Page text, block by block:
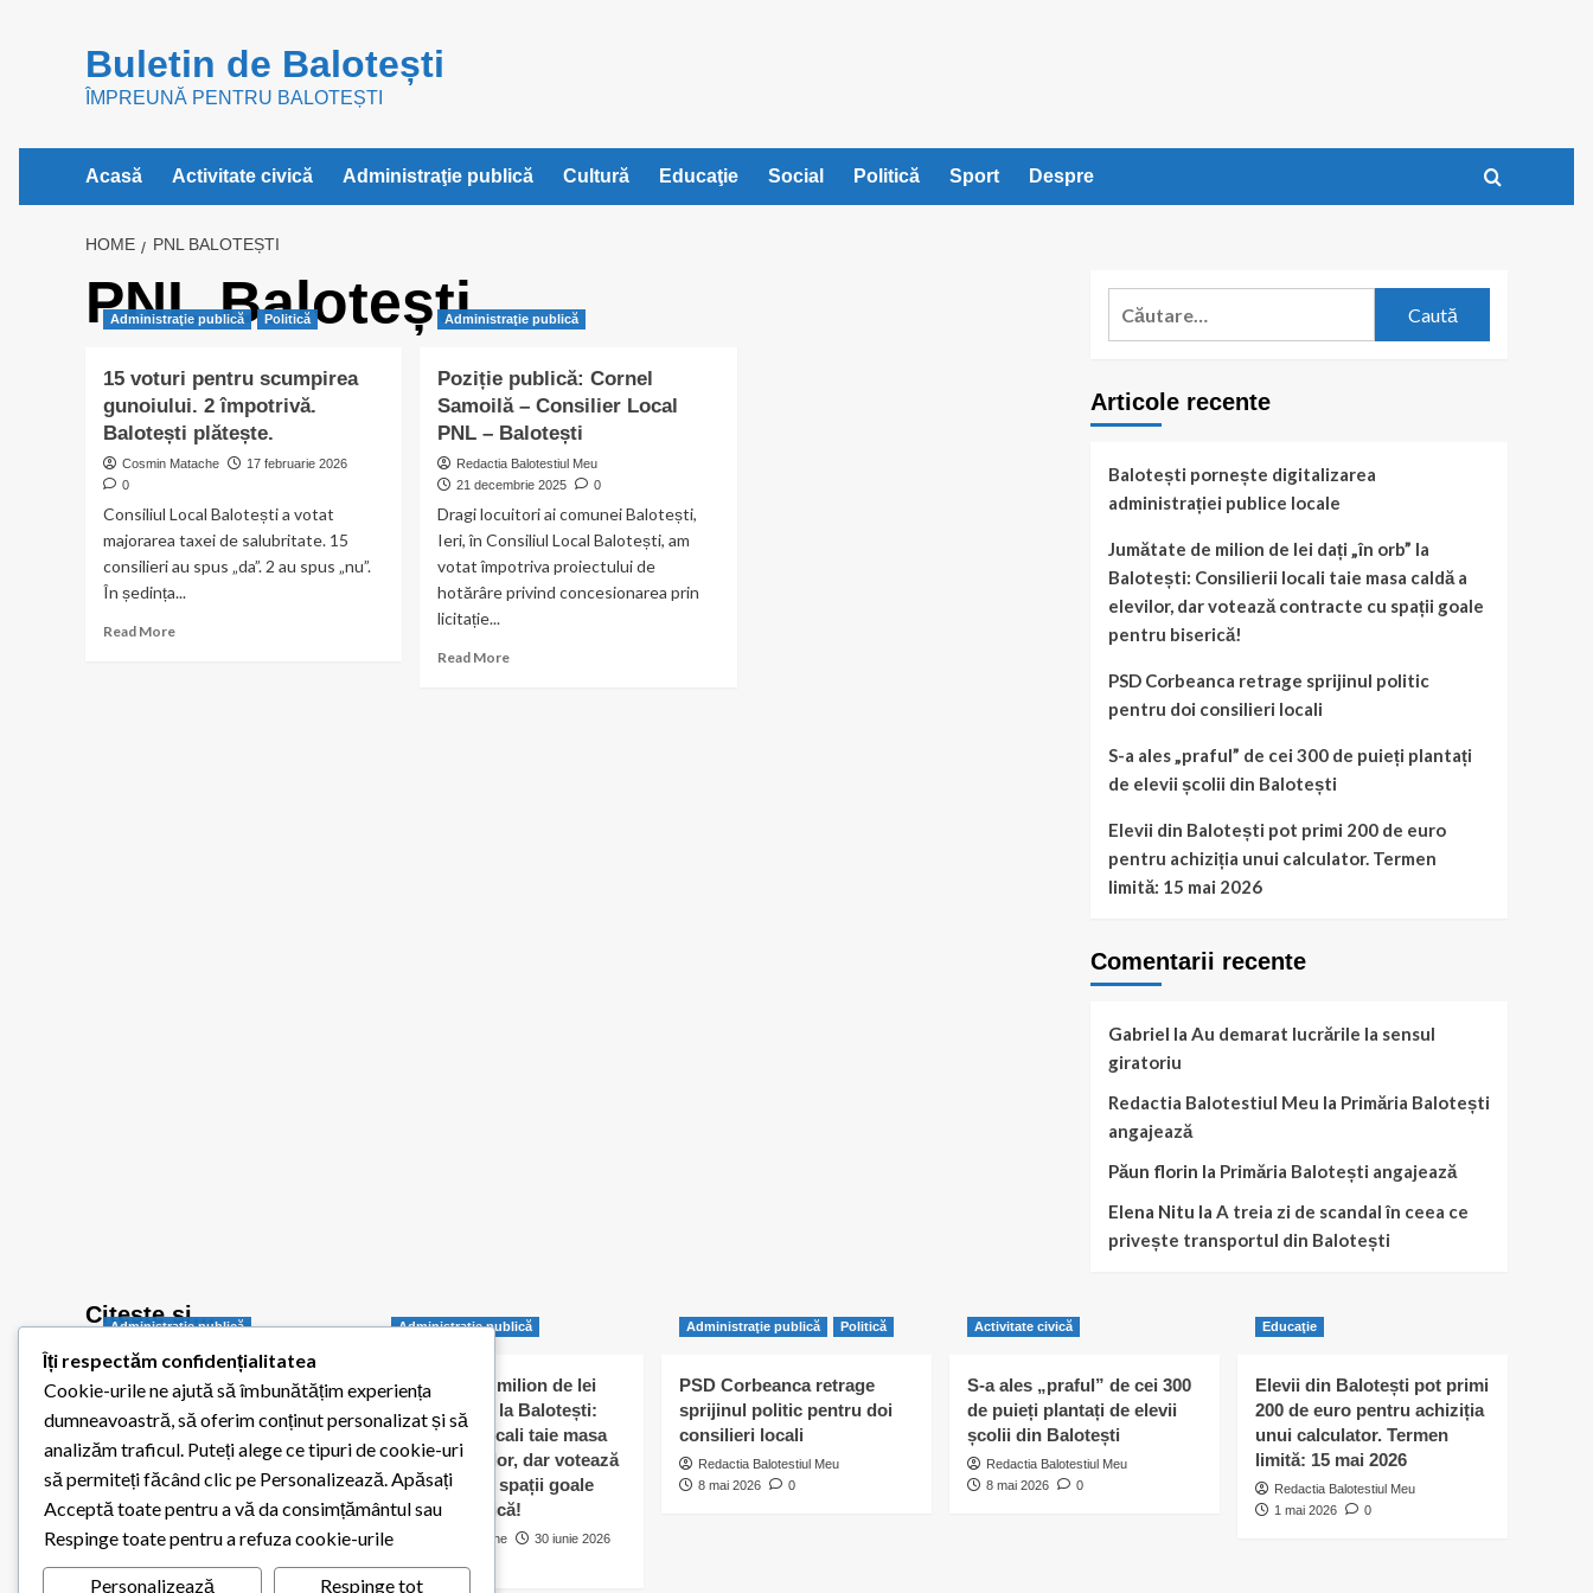
Buletin de Balotești
ÎMPREUNĂ PENTRU BALOTEȘTI
Acasă Activitate civică Administraţie publică Cultură Educaţie Social Politică Sport Despre
HOME PNL BALOTEȘTI
PNL Balotești
Administraţie publică Politică
15 voturi pentru scumpirea
gunoiului. 2 împotrivă.
Balotești plătește.
Cosmin Matache
17 februarie 2026
0
Consiliul Local Balotești a votat
majorarea taxei de salubritate. 15
consilieri au spus „da”. 2 au spus „nu”.
În ședința...
Read MoreRead
Administraţie publică
Poziție publică: Cornel
Samoilă – Consilier Local
PNL – Balotești
Redactia Balotestiul Meu
21 decembrie 2025
0
Dragi locuitori ai comunei Balotești,
Ieri, în Consiliul Local Balotești, am
votat împotriva proiectului de
hotărâre privind concesionarea prin
licitație...
Read MoreRead
Caută
Articole recente
Balotești pornește digitalizarea
administrației publice locale
Jumătate de milion de lei dați „în orb” la
Balotești: Consilierii locali taie masa caldă a
elevilor, dar votează contracte cu spații goale
pentru biserică!
PSD Corbeanca retrage sprijinul politic
pentru doi consilieri locali
S-a ales „praful” de cei 300 de puieți plantați
de elevii școlii din Balotești
Elevii din Balotești pot primi 200 de euro
pentru achiziția unui calculator. Termen
limită: 15 mai 2026
Comentarii recente
Gabriel la Au demarat lucrările la sensul
giratoriu
Redactia Balotestiul Meu la Primăria Balotești
angajează
Păun florin la Primăria Balotești angajează
Elena Nitu la A treia zi de scandal în ceea ce
privește transportul din Balotești
Citește și…
Administraţie publică
Balotești pornește
digitalizarea administrației
publice locale
Redactia Balotestiul Meu
26 iulie 2026
0
Administraţie publică
Jumătate de milion de lei
dați „în orb” la Balotești:
Consilierii locali taie masa
caldă a elevilor, dar votează
contracte cu spații goale
pentru biserică!
Cosmin Matache
30 iunie 2026
Administraţie publică Politică
PSD Corbeanca retrage
sprijinul politic pentru doi
consilieri locali
Redactia Balotestiul Meu
8 mai 2026
0
Activitate civică
S-a ales „praful” de cei 300
de puieți plantați de elevii
școlii din Balotești
Redactia Balotestiul Meu
8 mai 2026
0
Educaţie
Elevii din Balotești pot primi
200 de euro pentru achiziția
unui calculator. Termen
limită: 15 mai 2026
Redactia Balotestiul Meu
1 mai 2026
0
Îți respectăm confidențialitatea
Cookie-urile ne ajută să îmbunătățim experiența
dumneavoastră, să oferim conținut personalizat și să
analizăm traficul. Puteți alege ce tipuri de cookie-uri
să permiteți făcând clic pe Personalizează. Apăsați
Acceptă toate pentru a vă da consimțământul sau
Respinge toate pentru a refuza cookie-urile
Personalizează Respinge tot